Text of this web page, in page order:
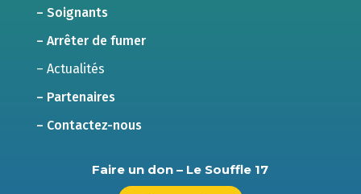
– Soignants
– Arrêter de fumer
– Actualités
– Partenaires
– Contactez-nous
Faire un don – Le Souffle 17